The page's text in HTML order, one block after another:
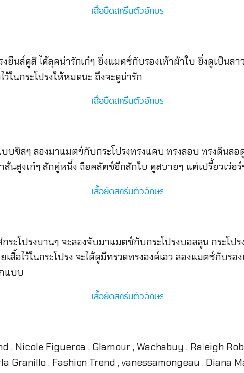
ยีนส์ดูสิ ได้ลุคน่ารักเก๋ๆ ยิ่งแมตช์กับรองเท้าผ้าใบ ยิ่งดูเป็นส
ว้ในกระโปรงให้หมดนะ ถึงจะดูน่ารัก
บชิลๆ ลองมาแมตช์กับกระโปรงทรงแคบ ทรงสอบ ทรงดินสอ
ส้นสูงเก๋ๆ สักคู่หนึ่ง ถือคลัตช์อีกสักใบ ดูสบายๆ แต่เปรี้ยวเว่อร์
ระโปรงบานๆ จะลองจับมาแมตช์กับกระโปรงบอลลูน กระโปร
สื้อไว้ในกระโปรง จะได้ดูมีทรวดทรงองค์เอว ลองแมตช์กับรอ
แบบ
, Nicole Figueroa , Glamour , Wachabuy , Raleigh
Granillo , Fashion Trend , vanessamongeau , Diana